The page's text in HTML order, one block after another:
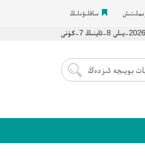
ساقلىۋىلىڭ
2026-يىلى 8-ئاينىڭ 7-كۈنى